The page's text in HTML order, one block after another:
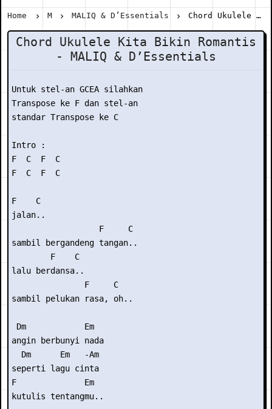
Home M MALIQ & D’Essentials Chord Ukulele Kita Bikin Romantis - MALIQ & D’Essentials
Chord Ukulele Kita Bikin Romantis
- MALIQ & D’Essentials
Untuk stel-an GCEA silahkan
Transpose ke F dan stel-an
standar Transpose ke C
Intro :
F  C  F  C
F  C  F  C
F    C
jalan..
                  F     C
sambil bergandeng tangan..
        F    C
lalu berdansa..
               F     C
sambil pelukan rasa, oh..
Dm            Em
angin berbunyi nada
  Dm      Em   -Am
seperti lagu cinta
F              Em
kutulis tentangmu..